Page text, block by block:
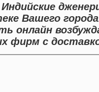
Вашего
онлайн
фирм с